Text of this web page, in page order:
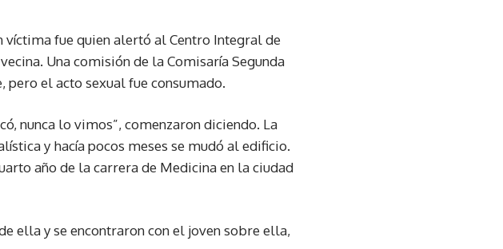
fue quien alertó al Centro Integral de
Una comisión de la Comisaría Segunda
pero el acto sexual fue consumado.
nunca lo vimos”, comenzaron diciendo. La
y hacía pocos meses se mudó al edificio.
año de la carrera de Medicina en la ciudad
ella y se encontraron con el joven sobre ella,